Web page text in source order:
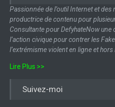
Passionnée de l’outil Internet et
productrice de contenu pour
Consultante pour DefyhateNow
l’action civique pour contrer les
l’extrémisme violent en ligne et hors
Lire Plus >>
Suivez-moi